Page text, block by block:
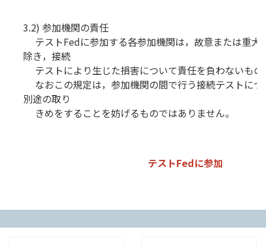
3.2) 参加機関の責任
テストFedに参加する各参加機関は，故意または重大
除き，接続
テストにより生じた損害について責任を負わないもの
なおこの規定は，参加機関の間で行う接続テストにつ
別途の取り
きめをすることを妨げるものではありません。
テストFedに参加